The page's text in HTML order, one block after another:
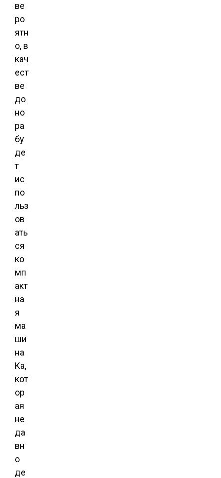
ве
ро
ятн
о, в
кач
ест
ве
до
но
ра
бу
де
т
ис
по
льз
ов
ать
ся
ко
мп
акт
на
я
ма
ши
на
Ka,
кот
ор
ая
не
да
вн
о
де